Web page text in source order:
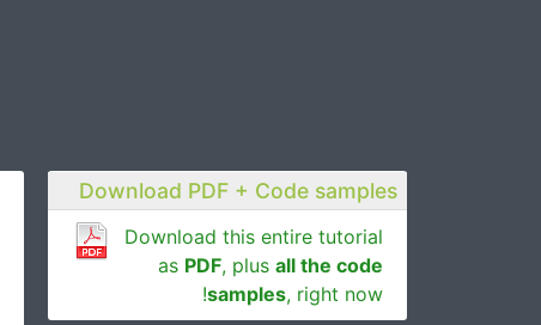
Download PDF + Code samples
Download this entire tutorial
as PDF, plus all the code
samples, right now!